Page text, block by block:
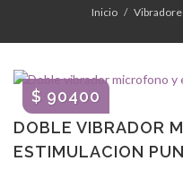
Inicio
DOBLE VIBRADOR
ESTIMULACION
$ 90400